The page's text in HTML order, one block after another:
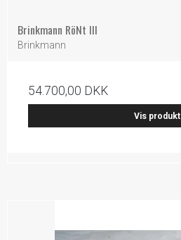
Brinkmann RöNt III
Brinkmann
54.700,00 DKK
Vis produkt